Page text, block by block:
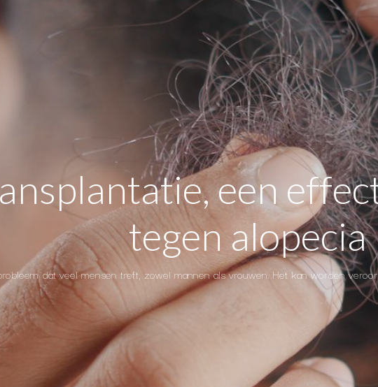
een
tegen alopecia
dat veel mensen treft, zowel mannen als vrouwen. Het kan worden